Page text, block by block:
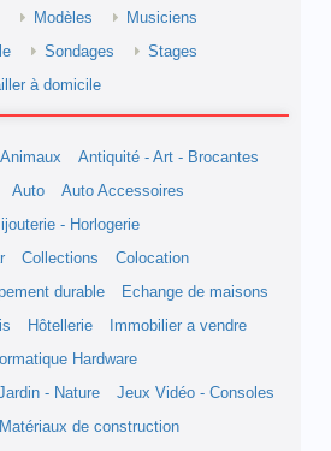
Modèles
Musiciens
Sondages
Stages
à domicile
Animaux
Antiquité - Art - Brocantes
Auto
Auto Accessoires
- Horlogerie
Collections
Colocation
durable
Echange de maisons
Hôtellerie
Immobilier a vendre
Hardware
- Nature
Jeux Vidéo - Consoles
Matériaux de construction